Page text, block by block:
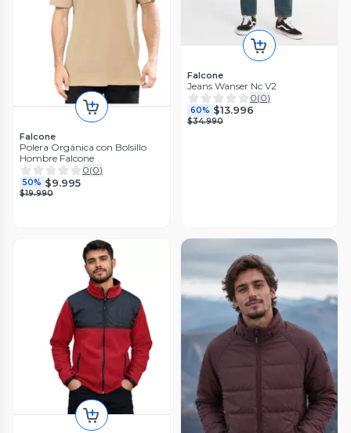
Falcone
Polera Orgánica con Bolsillo
Hombre Falcone
0(0)
50% $9.995
$19.990
Falcone
Jeans Wanser Nc V2
0(0)
60% $13.996
$34.990